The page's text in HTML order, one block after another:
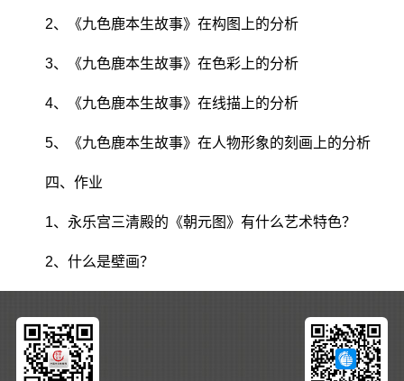
2、《九色鹿本生故事》在构图上的分析
3、《九色鹿本生故事》在色彩上的分析
4、《九色鹿本生故事》在线描上的分析
5、《九色鹿本生故事》在人物形象的刻画上的分析
四、作业
1、永乐宫三清殿的《朝元图》有什么艺术特色？
2、什么是壁画？